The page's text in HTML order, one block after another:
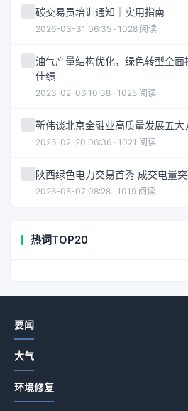
碳交易员培训通知｜实用指南
2026-03-31 06:35 · 1028 阅读
油气产量结构优化，绿色转型全
佳绩
2026-02-06 10:38 · 1025 阅读
靳伟谈北京金融业高质量发展五大
2026-02-20 06:36 · 1021 阅读
陕西绿色电力交易首秀 成交电量
2026-05-07 08:28 · 1019 阅读
热词TOP20
要闻
大气
环境修复